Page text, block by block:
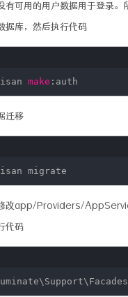
有可用的用户数据用于登录。
据库，然后执行代码
make :auth
迁移
migrate
改app/Providers/
代码